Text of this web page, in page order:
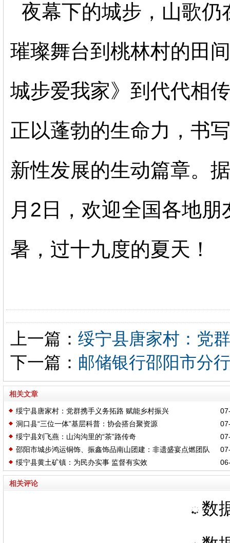
夜幕下的城步，山歌
璀璨舞台到桃林村的田
城步爱我家》到代代相
正以蓬勃的生命力，书
新性发展的生动篇章。
月2日，欢迎全国各地
暑，过十九度的夏天！
上一篇： 绥宁县唐家村：党
下一篇： 邮储银行邵阳市分
相关文章
绥宁县唐家村：党群携手义务拓路 赋能乡村振兴
洞口县“三位一体”基层科普：协会搭台聚资源
绥宁县刘飞燕：山沟沟里的“茶”路传奇
邵阳市城步鸿运铜饰、振鑫饰品南山团建：非遗盛宴点燃团队
新梦想
绥宁县黄土矿镇：为民办实事 监督有实效
相关评论
数